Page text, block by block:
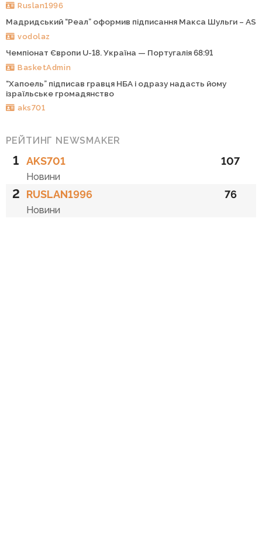
Ruslan1996
Мадридський “Реал” оформив підписання Макса Шульги – AS
vodolaz
Чемпіонат Європи U-18. Україна — Португалія 68:91
BasketAdmin
“Хапоель” підписав гравця НБА і одразу надасть йому
ізраїльське громадянство
aks701
РЕЙТИНГ NEWSMAKER
1 AKS701
Новини
107
2 RUSLAN1996
Новини
76